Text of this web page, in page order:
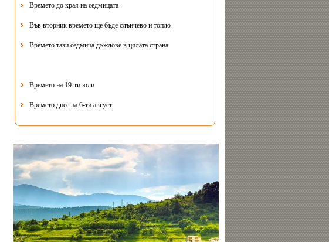
Времето до края на седмицата
Във вторник времето ще бъде слънчево и топло
Времето тази седмица дъждове в цялата страна
Времето на 19-ти юли
Времето днес на 6-ти август